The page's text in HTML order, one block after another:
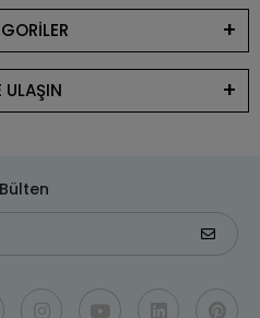
ULAŞIN